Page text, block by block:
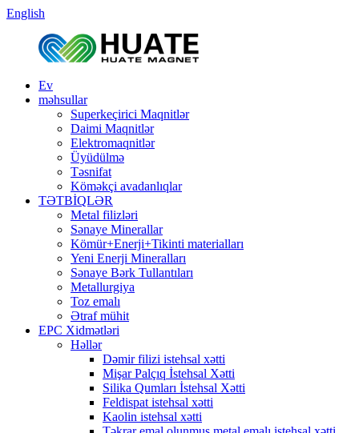
English
Ev
məhsullar
Superkeçirici Maqnitlər
Daimi Maqnitlər
Elektromaqnitlər
Üyüdülmə
Təsnifat
Köməkçi avadanlıqlar
TƏTBİQLƏR
Metal filizləri
Sənaye Minerallar
Kömür+Enerji+Tikinti materialları
Yeni Enerji Mineralları
Sənaye Bərk Tullantıları
Metallurgiya
Toz emalı
Ətraf mühit
EPC Xidmətləri
Həllər
Dəmir filizi istehsal xətti
Mişar Palçıq İstehsal Xətti
Silika Qumları İstehsal Xətti
Feldispat istehsal xətti
Kaolin istehsal xətti